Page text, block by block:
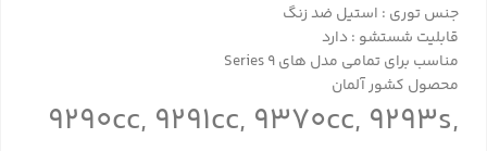
جنس توری : استیل ضد زنگ
قابلیت شستشو : دارد
مناسب برای تمامی مدل های Series 9
محصول کشور آلمان
9290cc, 9291cc, 9370cc, 9293s,